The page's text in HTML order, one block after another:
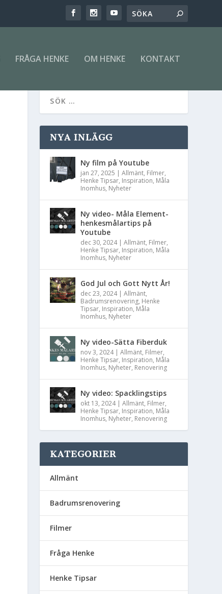
FRÅGA HENKE OM HENKE KONTAKT
NYA INLÄGG
Ny film på Youtube
jan 27, 2025 |Allmänt, Filmer,
Henke Tipsar, Inspiration, Måla
Inomhus, Nyheter
Ny video- Måla Element-
henkesmålartips på
Youtube
dec 30, 2024|Allmänt, Filmer,
Henke Tipsar, Inspiration, Måla
Inomhus, Nyheter
God Jul och Gott Nytt År!
dec 23, 2024|Allmänt,
Badrumsrenovering, Henke
Tipsar, Inspiration, Måla
Inomhus, Nyheter
Ny video-Sätta Fiberduk
nov 3, 2024|Allmänt, Filmer,
Henke Tipsar, Inspiration, Måla
Inomhus, Nyheter, Renovering
Ny video: Spacklingstips
okt 13, 2024|Allmänt, Filmer,
Henke Tipsar, Inspiration, Måla
Inomhus, Nyheter, Renovering
KATEGORIER
Allmänt
Badrumsrenovering
Filmer
Fråga Henke
Henke Tipsar